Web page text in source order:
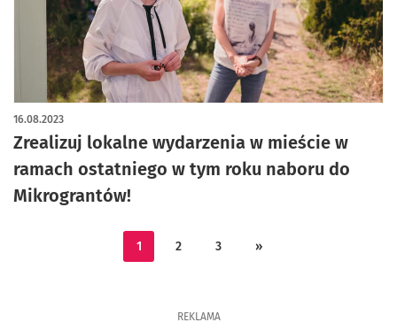
Zrealizuj lokalne wydarzenia w mieście w
ramach ostatniego w tym roku naboru do
Mikrograntów!
16.08.2023
1 2 3 »
REKLAMA